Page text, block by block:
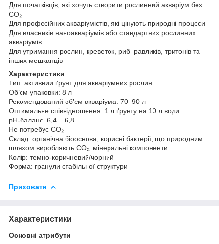
Для початківців, які хочуть створити рослинний акваріум без
CO₂
Для професійних акваріумістів, які цінують природні процеси
Для власників наноакваріумів або стандартних рослинних
акваріумів
Для утримання рослин, креветок, риб, равликів, тритонів та
інших мешканців
Характеристики
Тип: активний ґрунт для акваріумних рослин
Об’єм упаковки: 8 л
Рекомендований об’єм акваріума: 70–90 л
Оптимальне співвідношення: 1 л ґрунту на 10 л води
pH-баланс: 6,4 – 6,8
Не потребує CO₂
Склад: органічна біооснова, корисні бактерії, що природним
шляхом виробляють CO₂, мінеральні компоненти.
Колір: темно-коричневий/чорний
Форма: гранули стабільної структури
Приховати
Характеристики
Основні атрибути